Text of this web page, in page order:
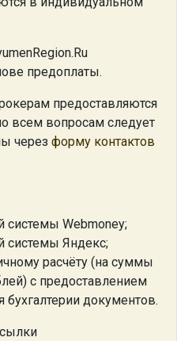
предоплаты.
предоставляются
всем вопросам следует
через форму контактов
Webmoney;
Яндекс;
расчёту (на суммы
с предоставлением
документов.